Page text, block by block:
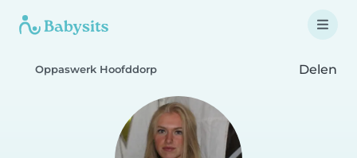
Oppaswerk Hoofddorp Delen